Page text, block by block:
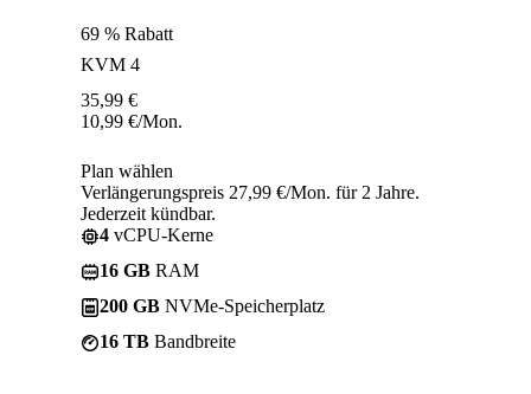
69 % Rabatt
KVM 4
35,99 €
10,99 €/Mon.
Plan wählen
Verlängerungspreis 27,99 €/Mon. für 2 Jahre.
Jederzeit kündbar.
4 vCPU-Kerne
16 GB RAM
200 GB NVMe-Speicherplatz
16 TB Bandbreite